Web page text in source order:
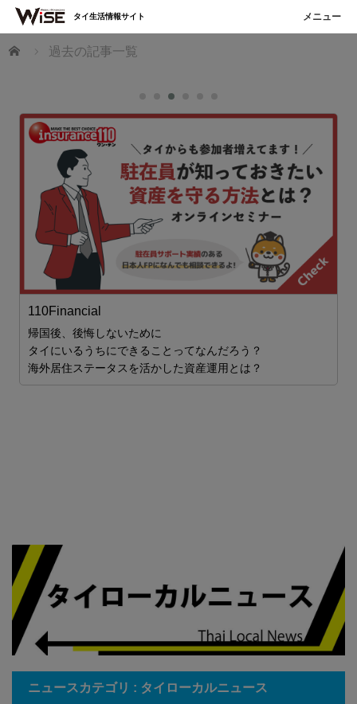
ホーム 過去の記事一覧
110Financial
帰国後、後悔しないために
タイにいるうちにできることってなんだろう？
海外居住ステータスを活かした資産運用とは？
ニュースカテゴリ : タイローカルニュース
タイ生活情報サイト